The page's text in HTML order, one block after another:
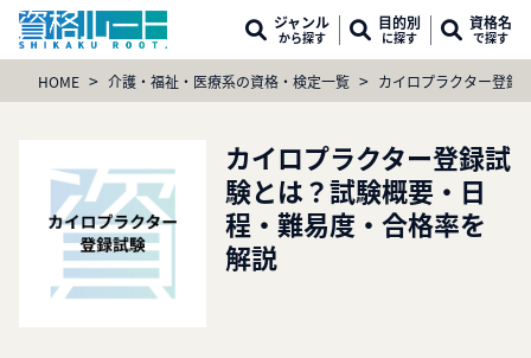
ジャンル
から探す
目的別
に探す
資格名
で探す
HOME > 介護・福祉・医療系の資格・検定一覧 > カイロプラクター登録
カイロプラクター登録試
験とは？試験概要・日
程・難易度・合格率を
解説